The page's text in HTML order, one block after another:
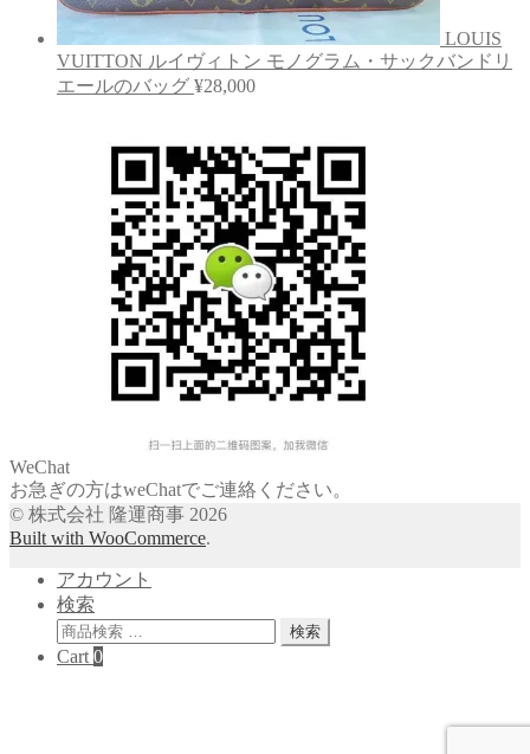
LOUIS
VUITTON ルイヴィトン モノグラム・サックバンドリ
エールのバッグ ¥28,000
WeChat
お急ぎの方はweChatでご連絡ください。
© 株式会社 隆運商事 2026
Built with WooCommerce.
アカウント
検索
検
索
検索
Cart 0